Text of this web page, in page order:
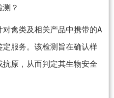
？
禽类及相关产品中携带的A
服务。该检测旨在确认样
原，从而判定其生物安全